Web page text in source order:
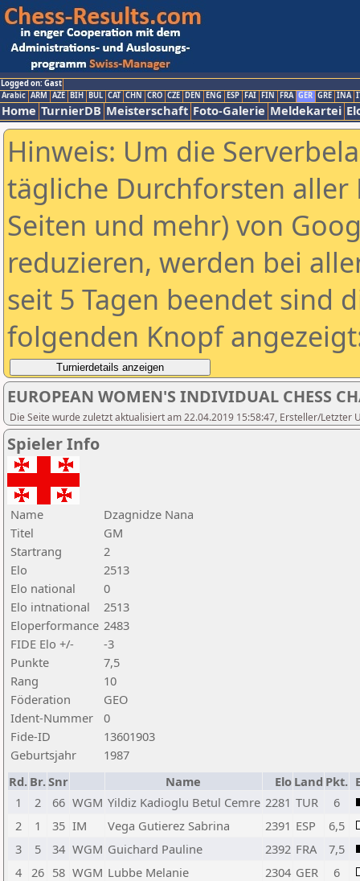
Logged on: Gast
Arabic ARM AZE BIH BUL CAT CHN CRO CZE DEN ENG ESP FAI FIN FRA GER GRE INA
Home TurnierDB Meisterschaft Foto-Galerie Meldekartei
Hinweis: Um die
tägliche Durchforsten aller
Seiten und mehr) von
reduzieren, werden bei
seit 5 Tagen beendet sind
folgenden Knopf
EUROPEAN WOMEN'S INDIVIDUAL CHESS
Die Seite wurde zuletzt aktualisiert am 22.04.2019 15:58:47, Ersteller/Letzter
Spieler Info
Name
Dzagnidze Nana
Titel
GM
Startrang
2
Elo
2513
Elo national
0
Elo intnational
2513
Eloperformance 2483
FIDE Elo +/-
-3
Punkte
7,5
Rang
10
Föderation
GEO
Ident-Nummer
0
Fide-ID
13601903
Geburtsjahr
1987
Rd. Br.Snr Name Elo Land Pkt.
1
2 66 WGM Yildiz Kadioglu Betul Cemre 2281 TUR
6
2
1 35 IM Vega Gutierez Sabrina 2391 ESP
6,5
3
5 34 WGM Guichard Pauline 2392 FRA
7,5
4
26 58 WGM Lubbe Melanie 2304 GER
6